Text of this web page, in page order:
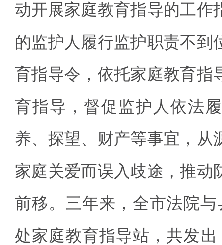
动开展家庭教育指导的工作
的监护人履行监护职责不到
育指导令，依托家庭教育指
育指导，督促监护人依法
养、探望、财产等事宜，从
家庭关爱而误入歧途，推动
前移。三年来，全市法院
处家庭教育指导站，共发